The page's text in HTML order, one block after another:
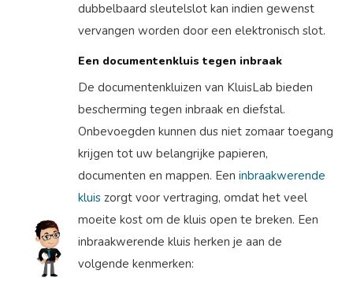
dubbelbaard sleutelslot kan indien gewenst
vervangen worden door een elektronisch slot.
Een documentenkluis tegen inbraak
De documentenkluizen van KluisLab bieden
bescherming tegen inbraak en diefstal.
Onbevoegden kunnen dus niet zomaar toegang
krijgen tot uw belangrijke papieren,
documenten en mappen. Eeninbraakwerende
kluis zorgt voor vertraging, omdat het veel
moeite kost om de kluis open te breken. Een
inbraakwerende kluis herken je aan de
volgende kenmerken: